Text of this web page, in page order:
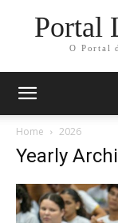
Portal
O Portal
Home 2026
Yearly